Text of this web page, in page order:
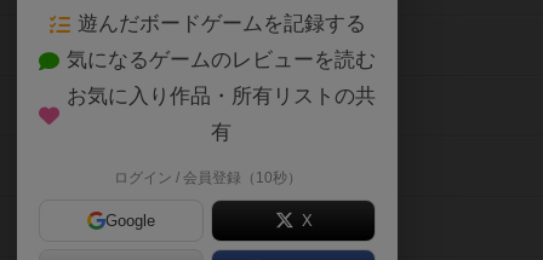
遊んだボードゲームを記録する
気になるゲームのレビューを読む
お気に入り作品・所有リストの共
有
ログイン / 会員登録（10秒）
Google X
ボードゲーム会情報
メカニクス特集
掲示板・トピックス
ボドとも・会員一覧